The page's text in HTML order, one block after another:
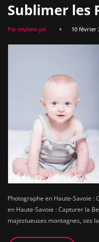
Sublimer les
Par mylene-jot 10 février
Photographe en Haute-Savoie :
en Haute-Savoie : Capturer la
majestueuses montagnes, ses